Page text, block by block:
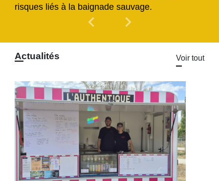
risques liés à la baignade sauvage.
chevron_left Previous
chevron_right
Actualités Voir tout